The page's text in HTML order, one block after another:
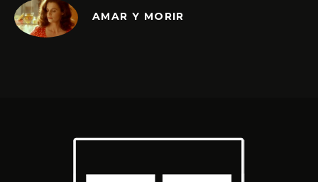
AMAR Y MORIR